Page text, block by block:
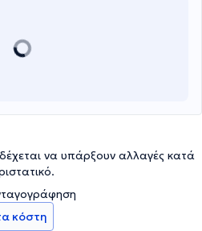
να υπάρξουν αλλαγές κατά
κόστη